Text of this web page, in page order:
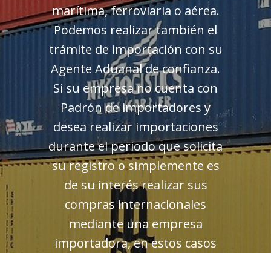
marítima, ferroviaria o aérea.
Podemos realizar también el
trámite de importación con su
Agente Aduanal de confianza.
Si su empresa no cuenta con
Padrón de importadores y
desea realizar importaciones
durante el periodo que solicita
su registro o simplemente es
de su interés realizar sus
compras internacionales
mediante una empresa
importadora, en estos casos